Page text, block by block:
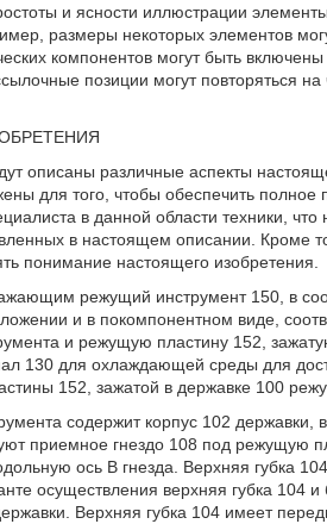
и ясности иллюстрации
размеры некоторых элементов
компонентов могут быть
позиции могут повторяться
описаны различные аспекты
для того, чтобы обеспечить
в данной области техники,
в настоящем описании. Кроме
понимание настоящего изобретения.
режущий инструмент 150, в
и в покомпонентном виде,
и режущую пластину 152,
130 для охлаждающей среды для
152, зажатой в державке 100
содержит корпус 102 державки,
приемное гнездо 108 под режущую
ось B гнезда. Верхняя губка
осуществления верхняя губка 104
Верхняя губка 104 имеет